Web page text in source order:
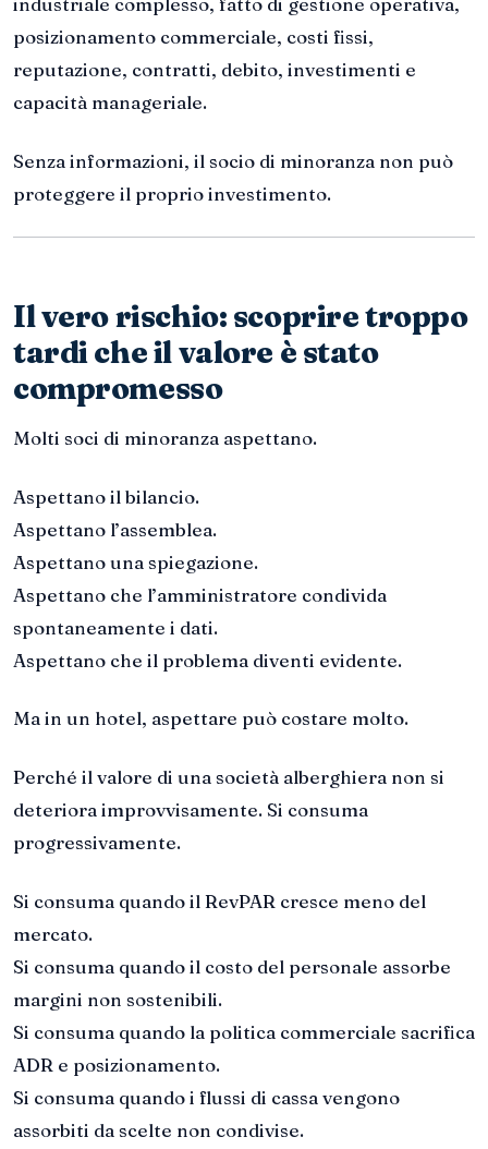
posizionamento commerciale, costi fissi,
reputazione, contratti, debito, investimenti e
capacità manageriale.
Senza informazioni, il socio di minoranza non può
proteggere il proprio investimento.
Il vero rischio: scoprire troppo
tardi che il valore è stato
compromesso
Molti soci di minoranza aspettano.
Aspettano il bilancio.
Aspettano l’assemblea.
Aspettano una spiegazione.
Aspettano che l’amministratore condivida
spontaneamente i dati.
Aspettano che il problema diventi evidente.
Ma in un hotel, aspettare può costare molto.
Perché il valore di una società alberghiera non si
deteriora improvvisamente. Si consuma
progressivamente.
Si consuma quando il RevPAR cresce meno del
mercato.
Si consuma quando il costo del personale assorbe
margini non sostenibili.
Si consuma quando la politica commerciale sacrifica
ADR e posizionamento.
Si consuma quando i flussi di cassa vengono
assorbiti da scelte non condivise.